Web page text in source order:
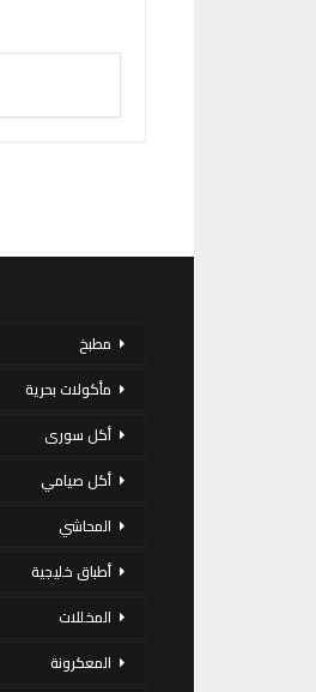
مطبخ
مأكولات بحرية
أكل سورى
أكل صيامي
المحاشي
أطباق خليجية
المخللات
المعكرونة